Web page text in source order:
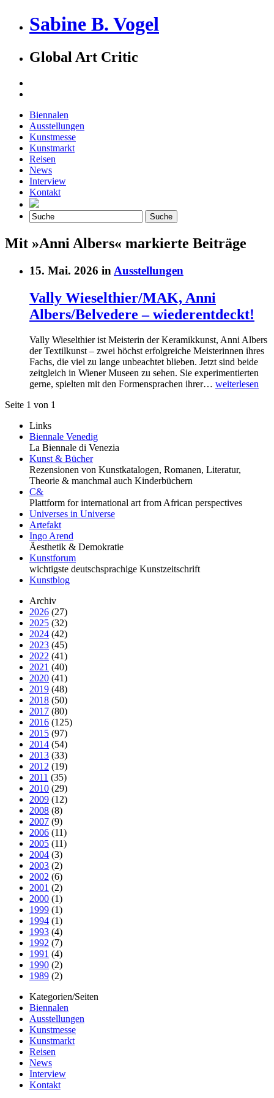
Sabine B. Vogel
Global Art Critic
Biennalen
Ausstellungen
Kunstmesse
Kunstmarkt
Reisen
News
Interview
Kontakt
Mit »Anni Albers« markierte Beiträge
15. Mai. 2026 in Ausstellungen
Vally Wieselthier/MAK, Anni
Albers/Belvedere – wiederentdeckt!
Vally Wieselthier ist Meisterin der Keramikkunst, Anni Albers
der Textilkunst – zwei höchst erfolgreiche Meisterinnen ihres
Fachs, die viel zu lange unbeachtet blieben. Jetzt sind beide
zeitgleich in Wiener Museen zu sehen. Sie experimentierten
gerne, spielten mit den Formensprachen ihrer… weiterlesen
Seite 1 von 1
Links
Biennale Venedig
La Biennale di Venezia
Kunst & Bücher
Rezensionen von Kunstkatalogen, Romanen, Literatur,
Theorie & manchmal auch Kinderbüchern
C&
Plattform for international art from African perspectives
Universes in Universe
Artefakt
Ingo Arend
Äesthetik & Demokratie
Kunstforum
wichtigste deutschsprachige Kunstzeitschrift
Kunstblog
Archiv
2026 (27)
2025 (32)
2024 (42)
2023 (45)
2022 (41)
2021 (40)
2020 (41)
2019 (48)
2018 (50)
2017 (80)
2016 (125)
2015 (97)
2014 (54)
2013 (33)
2012 (19)
2011 (35)
2010 (29)
2009 (12)
2008 (8)
2007 (9)
2006 (11)
2005 (11)
2004 (3)
2003 (2)
2002 (6)
2001 (2)
2000 (1)
1999 (1)
1994 (1)
1993 (4)
1992 (7)
1991 (4)
1990 (2)
1989 (2)
Kategorien/Seiten
Biennalen
Ausstellungen
Kunstmesse
Kunstmarkt
Reisen
News
Interview
Kontakt